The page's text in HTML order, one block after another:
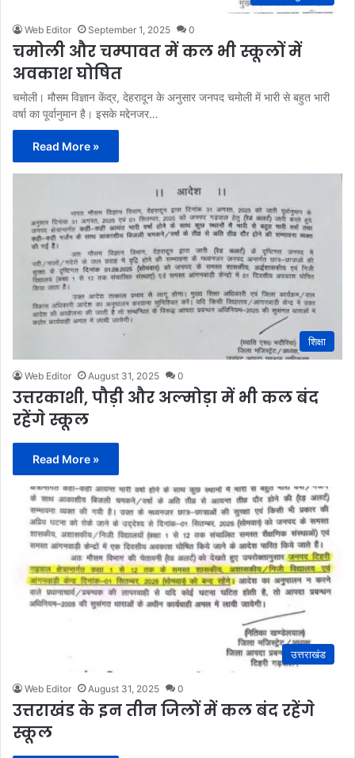
Web Editor September 1, 2025 0
चमोली और चम्पावत में कल भी स्कूलों में
अवकाश घोषित
चमोली। मौसम विज्ञान केंद्र, देहरादून के अनुसार जनपद चमोली में भारी से बहुत भारी
वर्षा का पूर्वानुमान है। इसके मद्देनजर…
Read More »
शिक्षा
Web Editor August 31, 2025 0
उत्तरकाशी, पौड़ी और अल्मोड़ा में भी कल बंद
रहेंगे स्कूल
Read More »
उत्तराखंड
Web Editor August 31, 2025 0
उत्तराखंड के इन तीन जिलों में कल बंद रहेंगे
स्कूल